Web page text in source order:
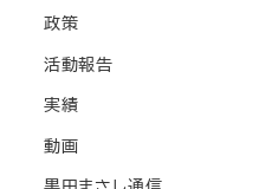
政策
活動報告
実績
動画